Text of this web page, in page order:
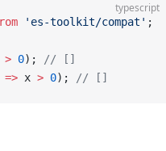
typescript
'es-toolkit/compat' ;
> 0);
// []
=> x > 0); // []